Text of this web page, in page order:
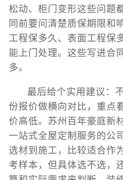
松动、柜门变形这些问题
同前要问清楚质保期限和
工程保多久、表面工程保
能上门处理。这些写进合
多。
最后给个实用建议：
份报价做横向对比，重点
价高低。苏州百年豪庭新
一站式全屋定制服务的公
选材到施工，比较适合作
考样本，但具体选不选，